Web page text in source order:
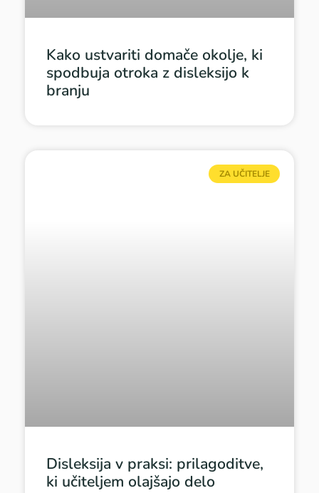
Kako ustvariti domače okolje, ki
spodbuja otroka z disleksijo k
branju
ZA UČITELJE
Disleksija v praksi: prilagoditve,
ki učiteljem olajšajo delo